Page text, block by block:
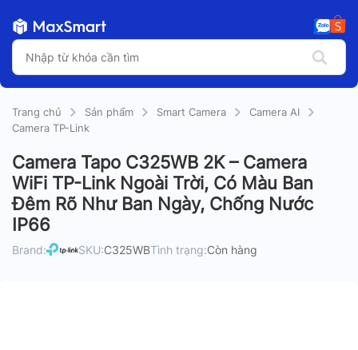
Trang chủ Sản phẩm Smart Camera
Camera AI
Camera TP-Link
Camera Tapo C325WB 2K – Camera
WiFi TP-Link Ngoài Trời, Có Màu Ban
Đêm Rõ Như Ban Ngày, Chống Nước
IP66
Brand: SKU:C325WBTình trạng:Còn hàng